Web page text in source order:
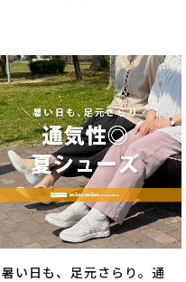
暑い日も、足元さらり。通